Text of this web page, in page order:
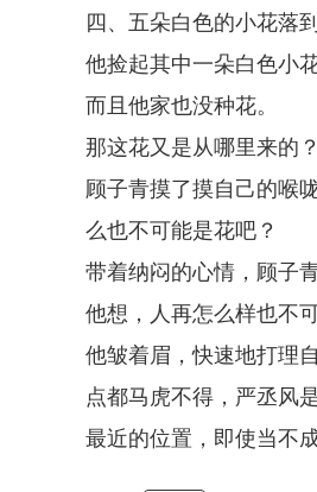
四、五朵白色的小花落
他捡起其中一朵白色小
而且他家也没种花。
那这花又是从哪里来的
顾子青摸了摸自己的喉
么也不可能是花吧？
带着纳闷的心情，顾子
他想，人再怎么样也不
他皱着眉，快速地打理
点都马虎不得，严丞风
最近的位置，即使当不